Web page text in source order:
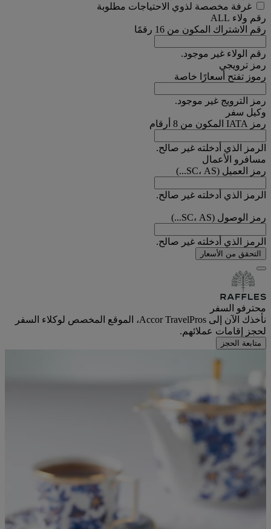
غرفة مخصصة لذوي الاحتياجات مطلوبة
رقم ولاء ALL
رقم الاشتراك المكون من 16 رقمًا
رقم الولاء غير موجود.
رمز ترويجي
رموز تفتح أسعارًا خاصة
رمز الترويج غير موجود.
وكيل سفر
رمز IATA المكون من 8 أرقام
الرمز الذي أدخلته غير صالح.
مسافرو الأعمال
رمز العميل (SC، AS...)
الرمز الذي أدخلته غير صالح.
رمز الوصول (SC، AS...)
الرمز الذي أدخلته غير صالح.
التحقق من الأسعار
محترفو السفر
نأخذك الآن إلى Accor TravelPros، الموقع المخصص لوكلاء السفر
لحجز إقامات عملائهم.
متابعة الحجز